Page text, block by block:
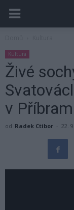
Kultura
Živé
v
od Radek Ctibor - 22.